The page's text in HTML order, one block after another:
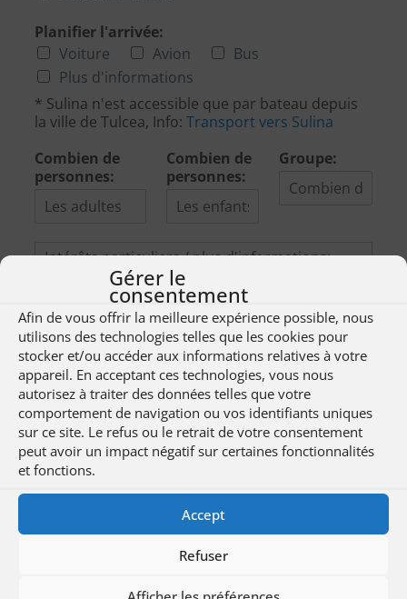
Gérer le
consentement
Afin de vous offrir la meilleure expérience possible, nous
utilisons des technologies telles que les cookies pour
stocker et/ou accéder aux informations relatives à votre
appareil. En acceptant ces technologies, vous nous
autorisez à traiter des données telles que votre
comportement de navigation ou vos identifiants uniques
sur ce site. Le refus ou le retrait de votre consentement
peut avoir un impact négatif sur certaines fonctionnalités
et fonctions.
Accept
Refuser
e
u
,
é
g
o
n
,
g
i
n
)
:
Planifier l'arrivée:
Voiture
Avion
Bus
Plus d'informations
* Sulina n'est accessible que par bateau depuis
la ville de Tulcea, Info: Transport vers Sulina
Combien de
personnes:
Combien de
personnes:
Groupe:
r
ê
t
s
p
a
r
t
i
i
Données
personnelles:*
Données
personnelles:
D
n
n
e
c
En soumettant votre demande, vous nous
informations avec des tiers. Vous recevrez des